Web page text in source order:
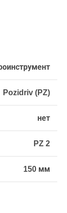
Pozidriv (PZ)
нет
PZ 2
150 мм